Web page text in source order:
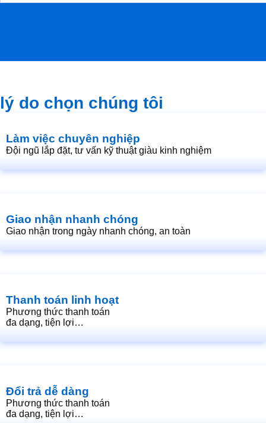
lý do chọn chúng tôi
Làm việc chuyên nghiệp
Đội ngũ lắp đặt, tư vấn kỹ thuật giàu kinh nghiệm
Giao nhận nhanh chóng
Giao nhận trong ngày nhanh chóng, an toàn
Thanh toán linh hoạt
Phương thức thanh toán
đa dạng, tiện lợi…
Đổi trả dễ dàng
Phương thức thanh toán
đa dạng, tiện lợi…